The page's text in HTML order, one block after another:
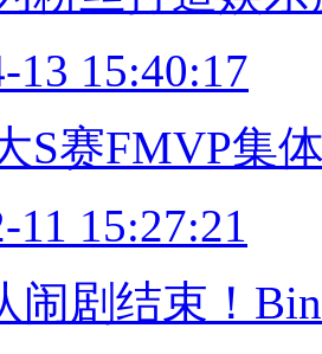
13 15:40:17
S赛FMVP集
11 15:27:21
闹剧结束！